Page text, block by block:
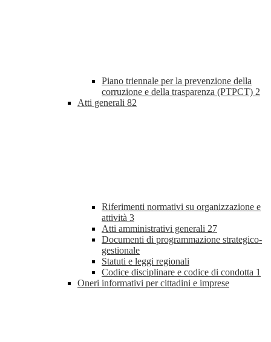
Piano triennale per la prevenzione della
corruzione e della trasparenza (PTPCT) 2
Atti generali 82
Riferimenti normativi su organizzazione e
attività 3
Atti amministrativi generali 27
Documenti di programmazione strategico-
gestionale
Statuti e leggi regionali
Codice disciplinare e codice di condotta 1
Oneri informativi per cittadini e imprese